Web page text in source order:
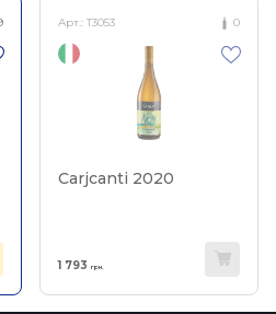
Арт.: T3053 0
Carjcanti 2020
1 793 грн.